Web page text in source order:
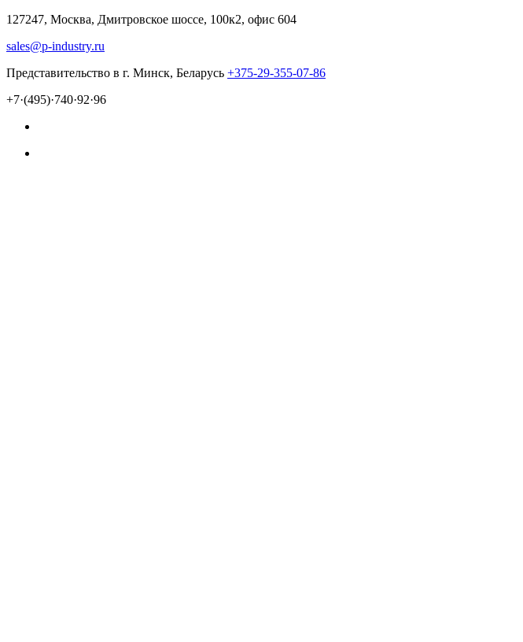
127247, Москва, Дмитровское шоссе, 100к2, офис 604
sales@p-industry.ru
Представительство в г. Минск, Беларусь +375-29-355-07-86
+7·(495)·740·92·96